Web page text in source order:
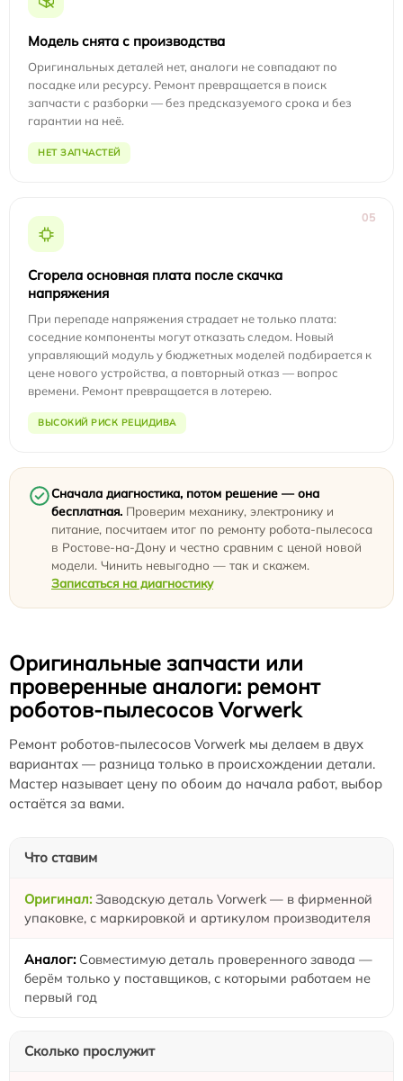
Модель снята с производства
Оригинальных деталей нет, аналоги не совпадают по
посадке или ресурсу. Ремонт превращается в поиск
запчасти с разборки — без предсказуемого срока и без
гарантии на неё.
НЕТ ЗАПЧАСТЕЙ
05
Сгорела основная плата после скачка
напряжения
При перепаде напряжения страдает не только плата:
соседние компоненты могут отказать следом. Новый
управляющий модуль у бюджетных моделей подбирается к
цене нового устройства, а повторный отказ — вопрос
времени. Ремонт превращается в лотерею.
ВЫСОКИЙ РИСК РЕЦИДИВА
Сначала диагностика, потом решение — она
бесплатная. Проверим механику, электронику и
питание, посчитаем итог по ремонту робота-пылесоса
в Ростове-на-Дону и честно сравним с ценой новой
модели. Чинить невыгодно — так и скажем.
Записаться на диагностику
Оригинальные запчасти или
проверенные аналоги: ремонт
роботов-пылесосов Vorwerk
Ремонт роботов-пылесосов Vorwerk мы делаем в двух
вариантах — разница только в происхождении детали.
Мастер называет цену по обоим до начала работ, выбор
остаётся за вами.
Что ставим
Заводскую деталь Vorwerk — в фирменной
упаковке, с маркировкой и артикулом производителя
Совместимую деталь проверенного завода —
берём только у поставщиков, с которыми работаем не
первый год
Сколько прослужит